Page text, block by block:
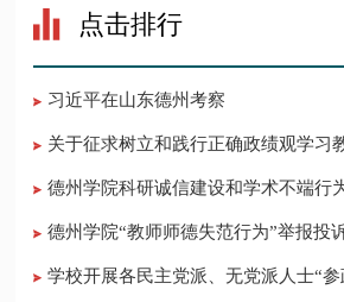
点击排行
习近平在山东德州考察
德州学院科研诚信建设和学术不端行为举报投诉电
德州学院“教师师德失范行为”举报投
学校开展各民主党派、无党派人士“参政为公、实干